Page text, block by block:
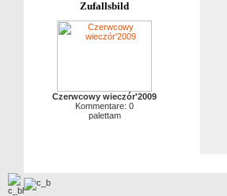
Zufallsbild
Czerwcowy wieczór'2009
Kommentare: 0
palettam